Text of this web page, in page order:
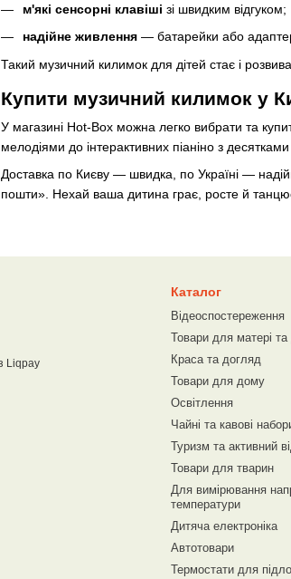
м'які сенсорні клавіші зі швидким відгуком;
надійне живлення — батарейки або
Такий музичний килимок для дітей стає і
Купити музичний килимок у
У магазині Hot-Box можна легко вибрати та
мелодіями до інтерактивних піаніно з
Доставка по Києву — швидка, по Україні —
пошти». Нехай ваша дитина грає, росте й
Каталог
Відеоспостереження
Товари для матері та
Краса та догляд
Товари для дому
Освітлення
Чайні та кавові
Туризм та активний
Товари для тварин
Для вимірювання
температури
Дитяча електроніка
Автотовари
Термостати для